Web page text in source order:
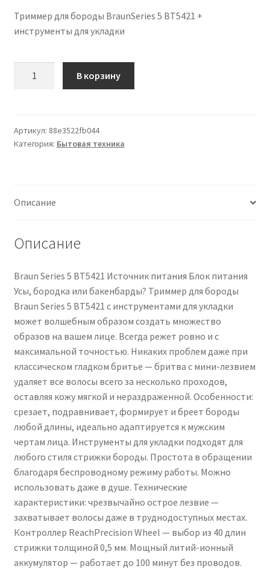
Триммер для бороды BraunSeries 5 BT5421 +
инструменты для укладки
BT5421
regolabarba
lo
В корзину
Артикул: 88e3522fb044
Категория: Бытовая техника
Описание
Описание
Braun Series 5 BT5421 Источник питания Блок питания
Усы, бородка или бакенбарды? Триммер для бороды
Braun Series 5 BT5421 с инструментами для укладки
может волшебным образом создать множество
образов на вашем лице. Всегда режет ровно и с
максимальной точностью. Никаких проблем даже при
классическом гладком бритье — бритва с мини-лезвием
удаляет все волосы всего за несколько проходов,
оставляя кожу мягкой и нераздраженной. Особенности:
срезает, подравнивает, формирует и бреет бороды
любой длины, идеально адаптируется к мужским
чертам лица. Инструменты для укладки подходят для
любого стиля стрижки бороды. Простота в обращении
благодаря беспроводному режиму работы. Можно
использовать даже в душе. Технические
характеристики: чрезвычайно острое лезвие —
захватывает волосы даже в труднодоступных местах.
Контроллер ReachPrecision Wheel — выбор из 40 длин
стрижки толщиной 0,5 мм. Мощный литий-ионный
аккумулятор — работает до 100 минут без проводов.